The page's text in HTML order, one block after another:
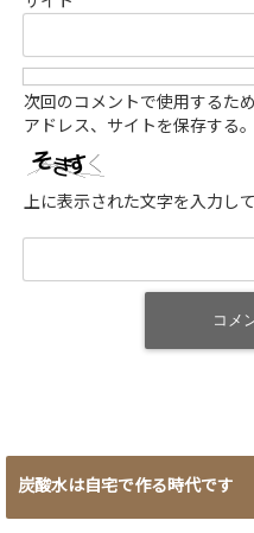
次回のコメントで使用するた
アドレス、サイトを保存する。
上に表示された文字を入力し
炭酸水は自宅で作る時代です